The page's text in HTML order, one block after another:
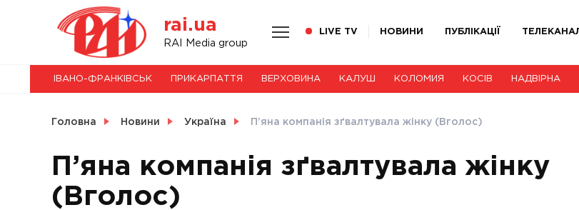
rai.ua
RAI Media group
LIVE TV НОВИНИ ПУБЛІКАЦІЇ ТЕЛЕКАНАЛ
НОВИНИ
СВІТ
УКРАЇНА
ІВАНО-ФРАНКІВСЬК ПРИКАРПАТТЯ ВЕРХОВИНА КАЛУШ КОЛОМИЯ КОСІВ НАДВІРНА
Головна Новини Україна П’яна компанія зґвалтувала жінку (Вголос)
П’яна компанія зґвалтувала жінку
(Вголос)